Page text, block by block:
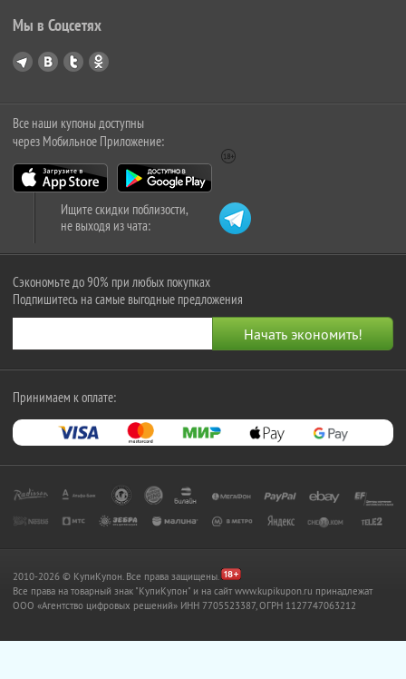
Мы в Соцсетях
Все наши купоны доступны
через Мобильное Приложение:
Ищите скидки поблизости,
не выходя из чата:
Сэкономьте до 90% при любых покупках
Подпишитесь на самые выгодные предложения
Принимаем к оплате:
2010-2026 © КупиКупон. Все права защищены.
Все права на товарный знак "КупиКупон" и на сайт www.kupikupon.ru принадлежат
OOO «Агентство цифровых решений» ИНН 7705523387, ОГРН 1127747063212